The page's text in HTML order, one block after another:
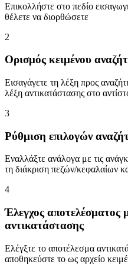
Επικολλήστε στο πεδίο
θέλετε να διορθώσετε
2
Ορισμός κειμένου
Εισαγάγετε τη λέξη προς
λέξη αντικατάστασης στο
3
Ρύθμιση επιλογών
Εναλλάξτε ανάλογα με τις
τη διάκριση πεζών/κεφαλαίων
4
Έλεγχος αποτελέσματος
αντικατάστασης
Ελέγξτε το αποτέλεσμα
αποθηκεύστε το ως αρχείο